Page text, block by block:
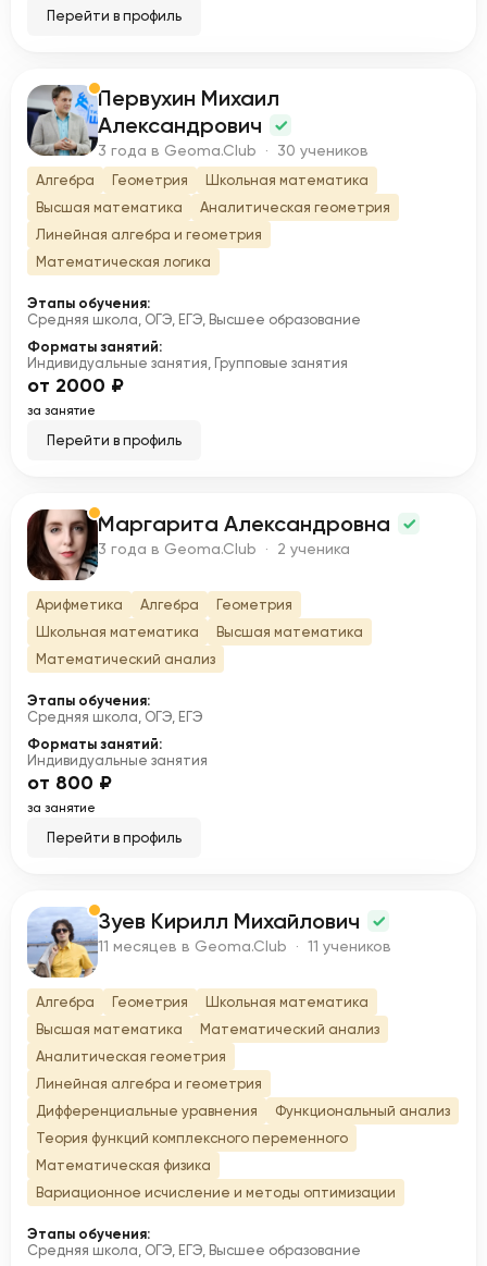
Перейти в профиль
П
Первухин Михаил
Александрович
3 года в Geoma.Club · 30 учеников
Алгебра Геометрия
Школьная математика
Высшая математика
Аналитическая геометрия
Линейная алгебра и геометрия
Математическая логика
Этапы обучения:
Средняя школа, ОГЭ, ЕГЭ, Высшее образование
Форматы занятий:
Индивидуальные занятия, Групповые занятия
от 2000 ₽
за занятие
Перейти в профиль
М Маргарита Александровна
3 года в Geoma.Club · 2 ученика
Арифметика Алгебра
Геометрия
Школьная математика
Высшая математика
Математический анализ
Этапы обучения:
Средняя школа, ОГЭ, ЕГЭ
Форматы занятий:
Индивидуальные занятия
от 800 ₽
за занятие
Перейти в профиль
З Зуев Кирилл Михайлович
11 месяцев в Geoma.Club · 11 учеников
Алгебра Геометрия
Школьная математика
Высшая математика
Математический анализ
Аналитическая геометрия
Линейная алгебра и геометрия
Дифференциальные уравнения
Функциональный анализ
Теория функций комплексного переменного
Математическая физика
Вариационное исчисление и методы оптимизации
Этапы обучения:
Средняя школа, ОГЭ, ЕГЭ, Высшее образование